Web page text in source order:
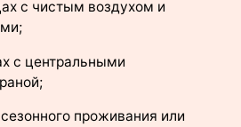
с чистым воздухом и
с центральными
проживания или